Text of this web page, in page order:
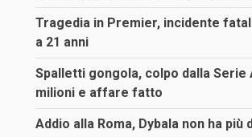
Tragedia in Premier, incidente
a 21 anni
Spalletti gongola, colpo dalla Serie
milioni e affare fatto
Addio alla Roma, Dybala non ha più